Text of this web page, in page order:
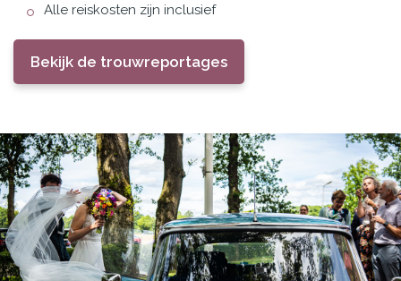
Alle reiskosten zijn inclusief
Bekijk de trouwreportages